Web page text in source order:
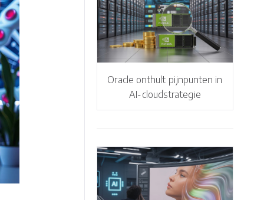
Oracle onthult pijnpunten in
AI-cloudstrategie